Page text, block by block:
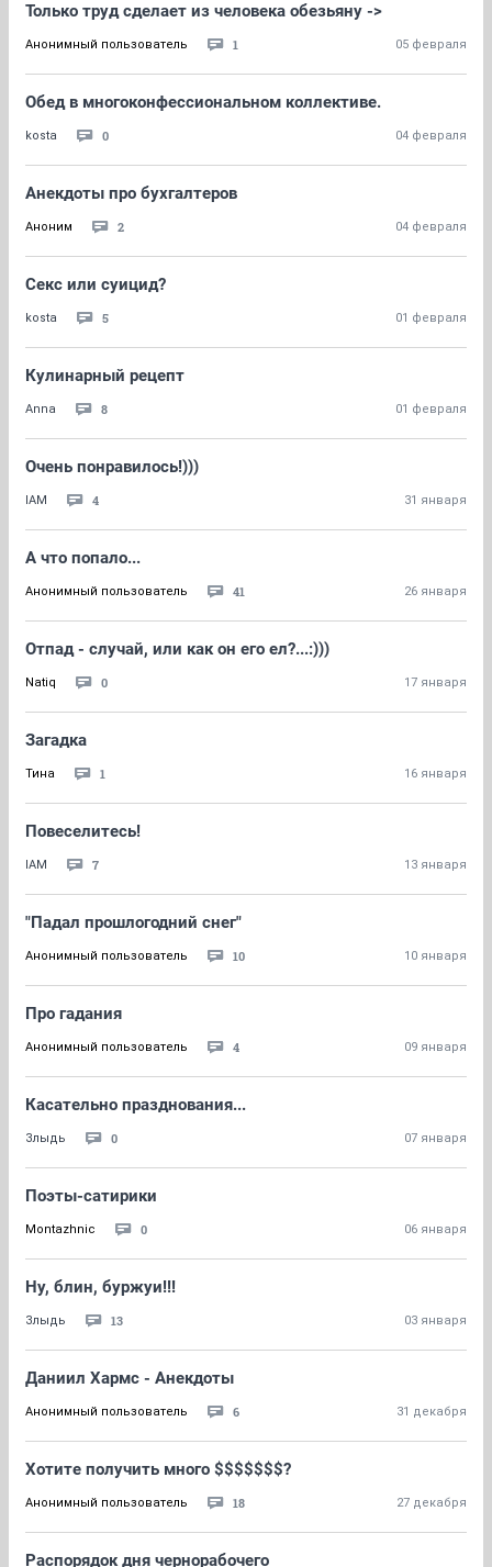
Только труд сделает из человека обезьяну ->
Анонимный пользователь 1 05 февраля
Обед в многоконфессиональном коллективе.
kosta 0 04 февраля
Анекдоты про бухгалтеров
Аноним 2 04 февраля
Секс или суицид?
kosta 5 01 февраля
Кулинарный рецепт
Anna 8 01 февраля
Очень понравилось!)))
IAM 4 31 января
А что попало...
Анонимный пользователь 41 26 января
Отпад - случай, или как он его ел?...:)))
Natiq 0 17 января
Загадка
Тина 1 16 января
Повеселитесь!
IAM 7 13 января
"Падал прошлогодний снег"
Анонимный пользователь 10 10 января
Про гадания
Анонимный пользователь 4 09 января
Касательно празднования...
Злыдь 0 07 января
Поэты-сатирики
Montazhnic 0 06 января
Ну, блин, буржуи!!!
Злыдь 13 03 января
Даниил Хармс - Анекдоты
Анонимный пользователь 6 31 декабря
Хотите получить много $$$$$$$?
Анонимный пользователь 18 27 декабря
Распорядок дня чернорабочего